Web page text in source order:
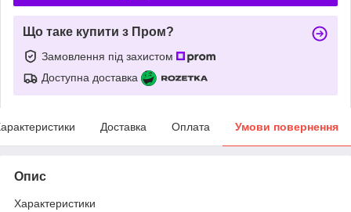
Що таке купити з Пром?
Замовлення під захистом
Доступна доставка
Доставка Оплата Умови повернення
Опис
Характеристики